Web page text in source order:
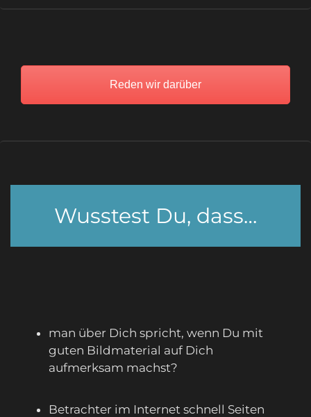
Reden wir darüber
Wusstest Du, dass…
man über Dich spricht, wenn Du mit
guten Bildmaterial auf Dich
aufmerksam machst?
Betrachter im Internet schnell Seiten